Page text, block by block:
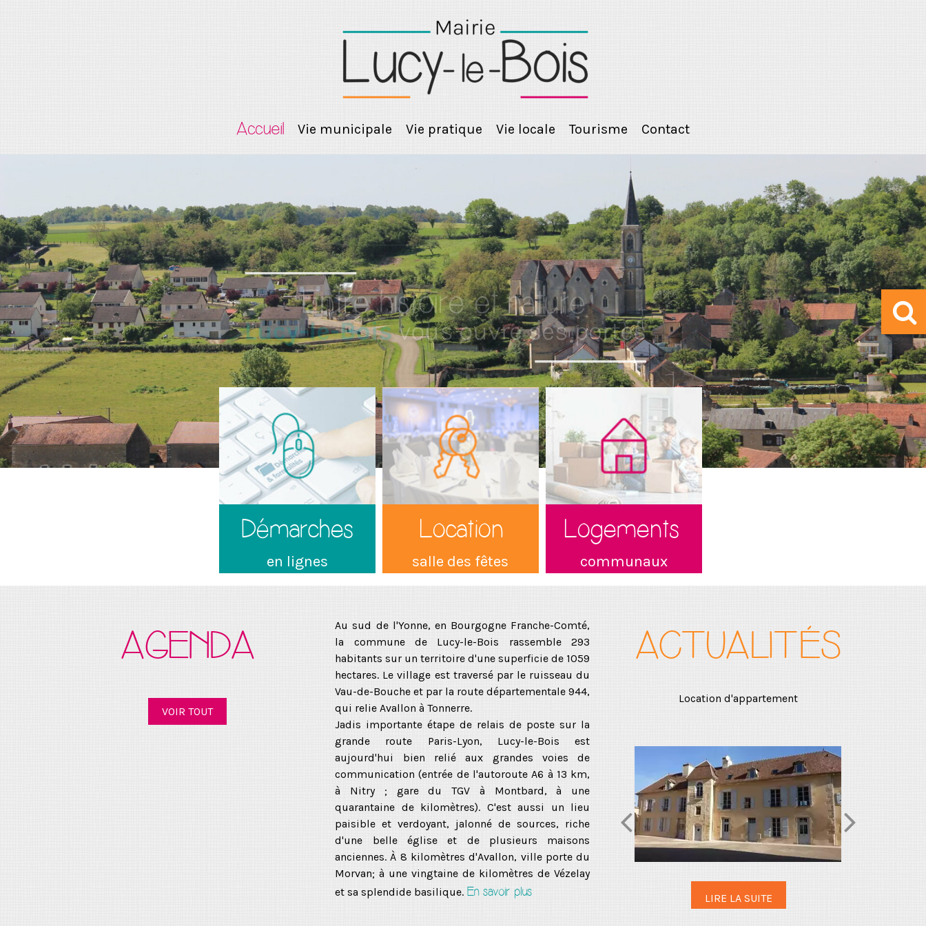
Accueil Vie municipale Vie pratique Vie locale Tourisme Contact
Démarches
en lignes
Location
salle des fêtes
Logements
communaux
AGENDA
VOIR TOUT
Au sud de l'Yonne, en Bourgogne Franche-Comté,
la commune de Lucy-le-Bois rassemble 293
habitants sur un territoire d'une superficie de 1059
hectares. Le village est traversé par le ruisseau du
Vau-de-Bouche et par la route départementale 944,
qui relie Avallon à Tonnerre.
Jadis importante étape de relais de poste sur la
grande route Paris-Lyon, Lucy-le-Bois est
aujourd'hui bien relié aux grandes voies de
communication (entrée de l'autoroute A6 à 13 km,
à Nitry ; gare du TGV à Montbard, à une
quarantaine de kilomètres). C'est aussi un lieu
paisible et verdoyant, jalonné de sources, riche
d'une belle église et de plusieurs maisons
anciennes. À 8 kilomètres d'Avallon, ville porte du
Morvan; à une vingtaine de kilomètres de Vézelay
et sa splendide basilique. En savoir plus
ACTUALITÉS
Location d'appartement